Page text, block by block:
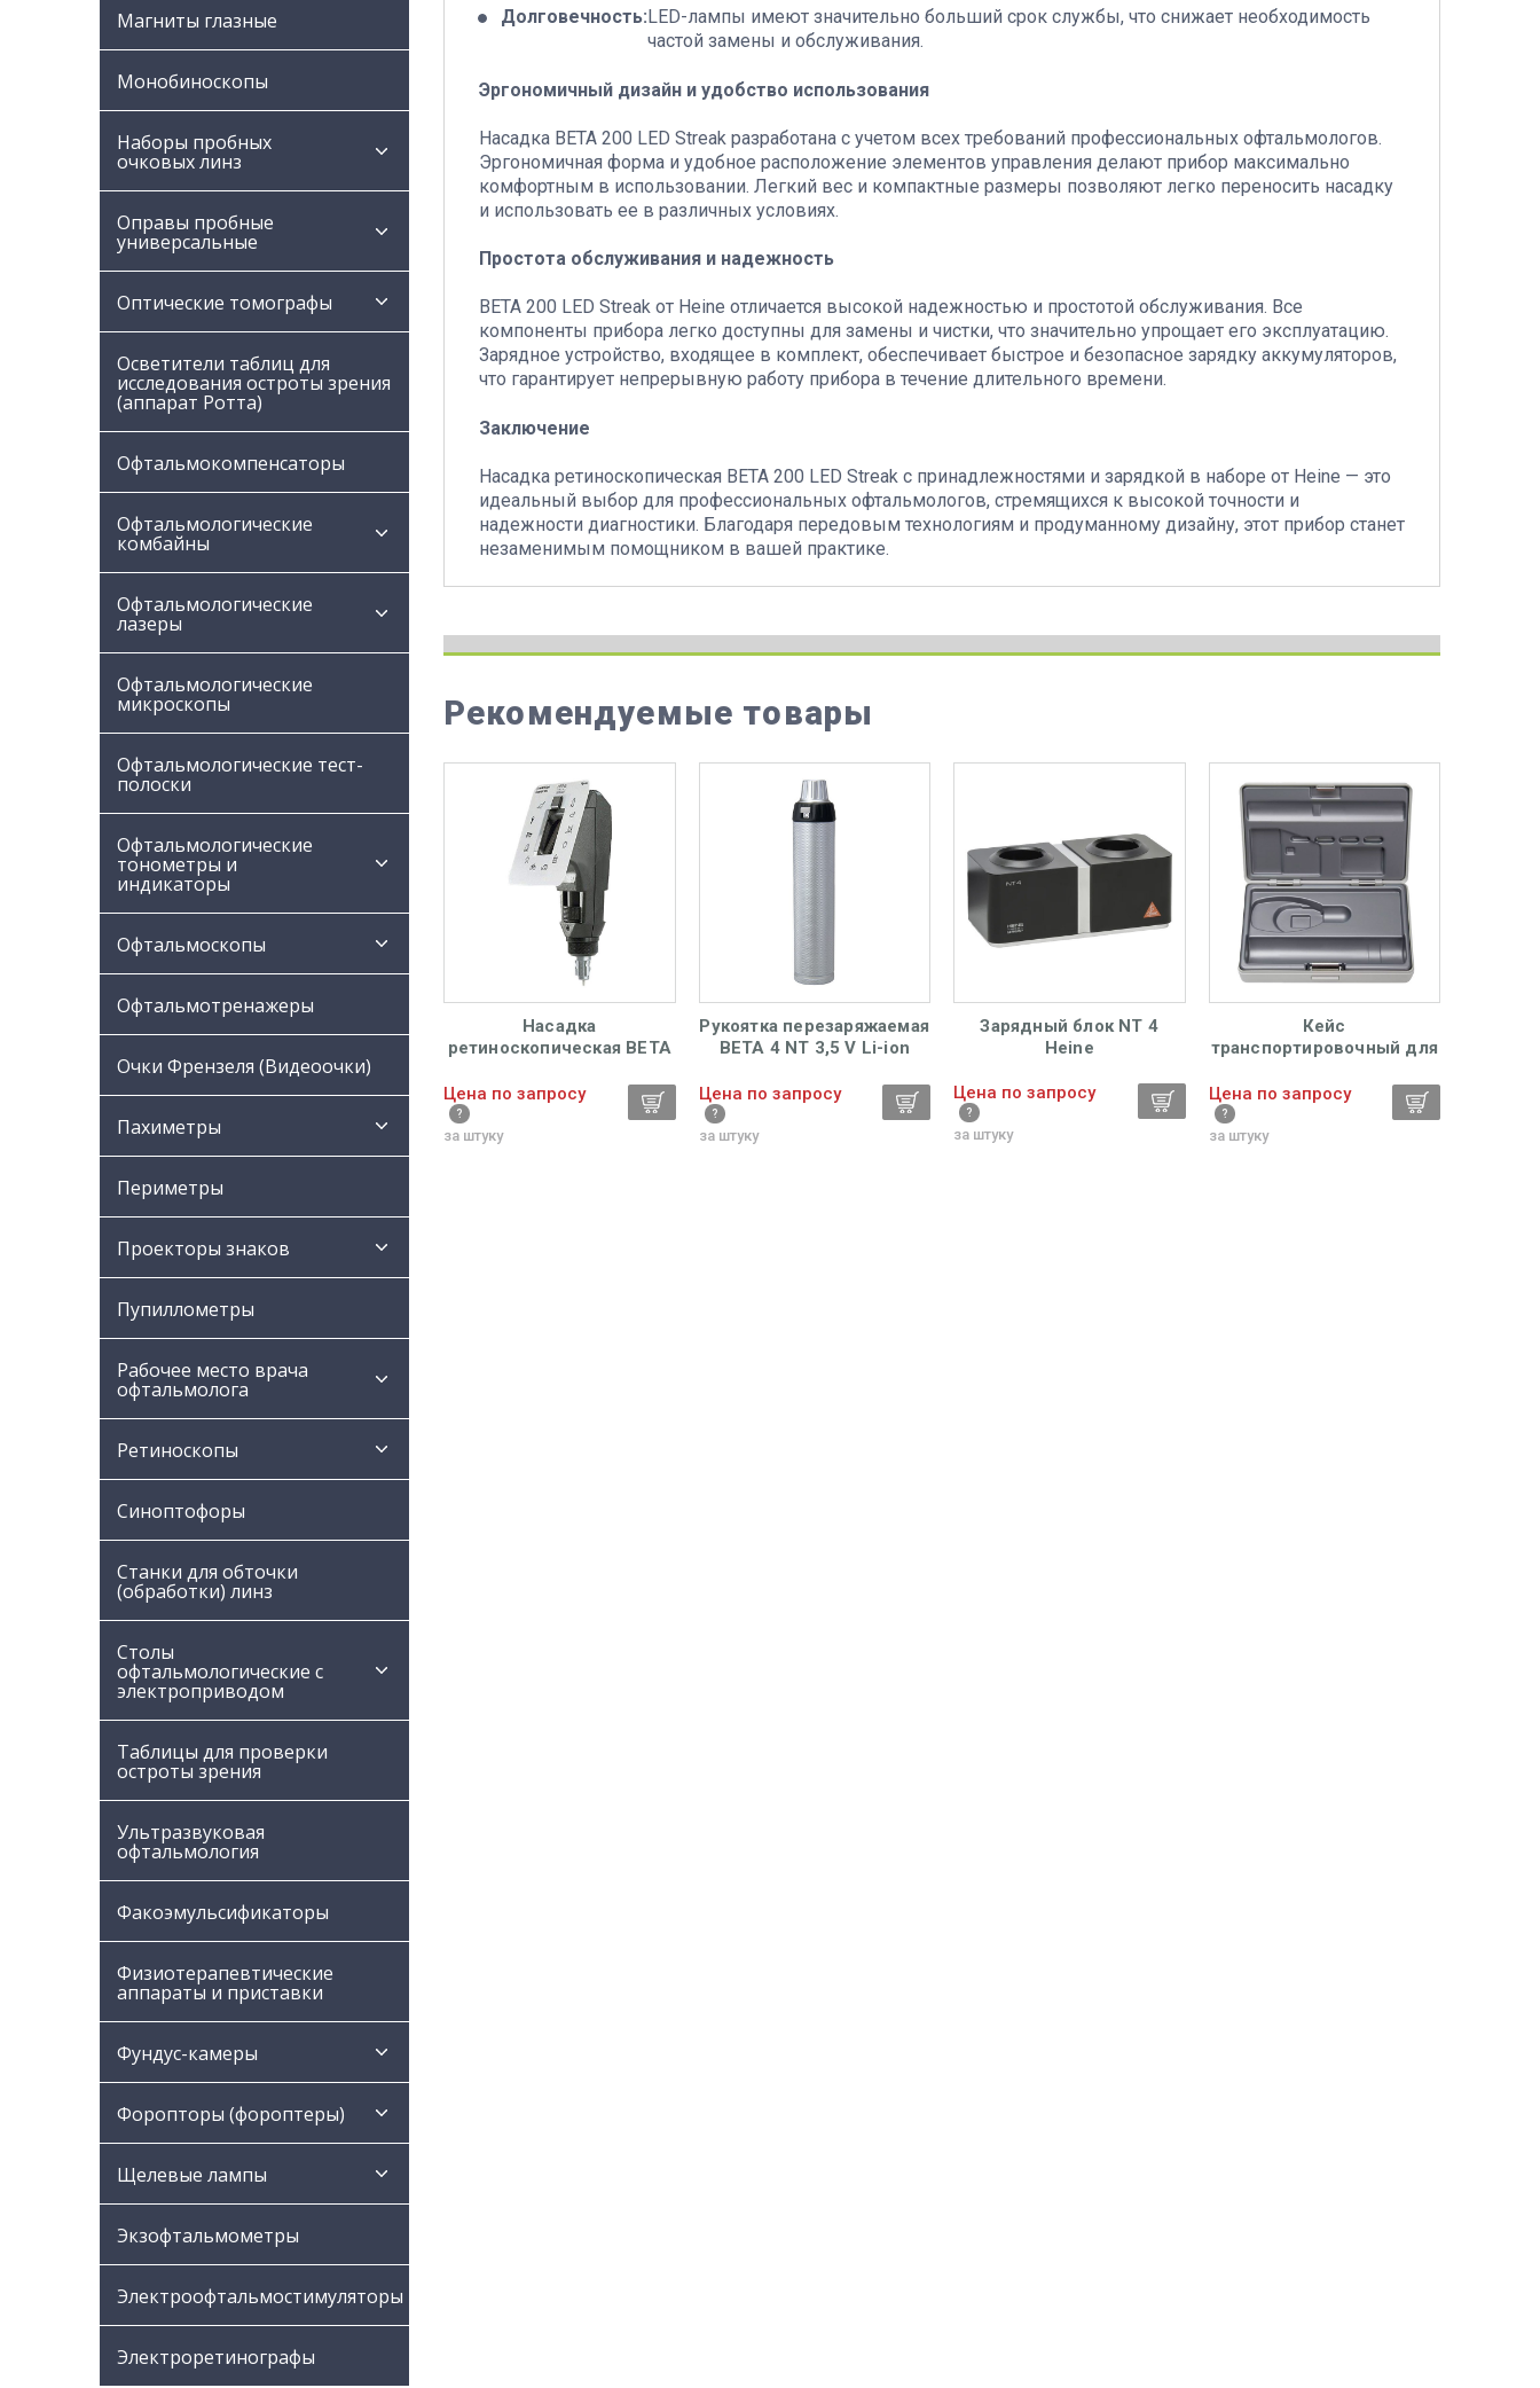
Магниты глазные
Монобиноскопы
Наборы пробных
очковых линз
Оправы пробные
универсальные
Оптические томографы
Осветители таблиц для
исследования остроты зрения
(аппарат Ротта)
Офтальмокомпенсаторы
Офтальмологические
комбайны
Офтальмологические
лазеры
Офтальмологические
микроскопы
Офтальмологические тест-
полоски
Офтальмологические
тонометры и
индикаторы
Офтальмоскопы
Офтальмотренажеры
Очки Френзеля (Видеоочки)
Пахиметры
Периметры
Проекторы знаков
Пупиллометры
Рабочее место врача
офтальмолога
Ретиноскопы
Синоптофоры
Станки для обточки
(обработки) линз
Столы
офтальмологические с
электроприводом
Таблицы для проверки
остроты зрения
Ультразвуковая
офтальмология
Факоэмульсификаторы
Физиотерапевтические
аппараты и приставки
Фундус-камеры
Форопторы (фороптеры)
Щелевые лампы
Экзофтальмометры
Электроофтальмостимуляторы
Электроретинографы
Долговечность: LED-лампы имеют значительно больший срок службы, что снижает необходимость
частой замены и обслуживания.
Эргономичный дизайн и удобство использования
Насадка ВЕТА 200 LED Streak разработана с учетом всех требований профессиональных офтальмологов.
Эргономичная форма и удобное расположение элементов управления делают прибор максимально
комфортным в использовании. Легкий вес и компактные размеры позволяют легко переносить насадку
и использовать ее в различных условиях.
Простота обслуживания и надежность
ВЕТА 200 LED Streak от Heine отличается высокой надежностью и простотой обслуживания. Все
компоненты прибора легко доступны для замены и чистки, что значительно упрощает его эксплуатацию.
Зарядное устройство, входящее в комплект, обеспечивает быстрое и безопасное зарядку аккумуляторов,
что гарантирует непрерывную работу прибора в течение длительного времени.
Заключение
Насадка ретиноскопическая ВЕТА 200 LED Streak с принадлежностями и зарядкой в наборе от Heine — это
идеальный выбор для профессиональных офтальмологов, стремящихся к высокой точности и
надежности диагностики. Благодаря передовым технологиям и продуманному дизайну, этот прибор станет
незаменимым помощником в вашей практике.
Рекомендуемые товары
Насадка
ретиноскопическая ВЕТА
Цена по запросу
за штуку
Рукоятка перезаряжаемая
BETA 4 NT 3,5 V Li-ion
Цена по запросу
за штуку
Зарядный блок NT 4
Heine
Цена по запросу
за штуку
Кейс
транспортировочный для
офтальмологических
Цена по запросу
за штуку